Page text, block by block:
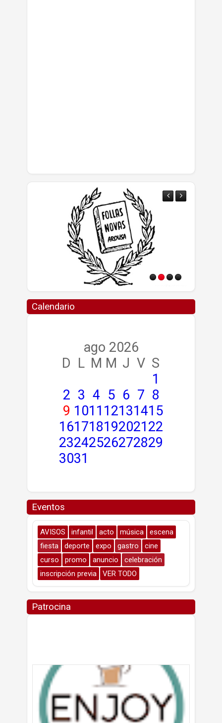
Calendario
ago 2026
D L M M J V S
1
2 3 4 5 6 7 8
9 1011 12131415
16171819202122
23242526272829
3031
Eventos
AVISOS infantil acto música
escena
fiesta
deporte expo gastro
cine
curso
promo anuncio
celebración
inscripción previa
VER TODO
Patrocina